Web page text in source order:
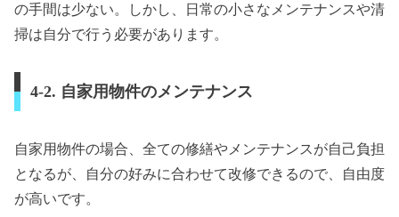
の手間は少ない。しかし、日常の小さなメンテナンスや清
掃は自分で行う必要があります。
4-2. 自家用物件のメンテナンス
自家用物件の場合、全ての修繕やメンテナンスが自己負担
となるが、自分の好みに合わせて改修できるので、自由度
が高いです。